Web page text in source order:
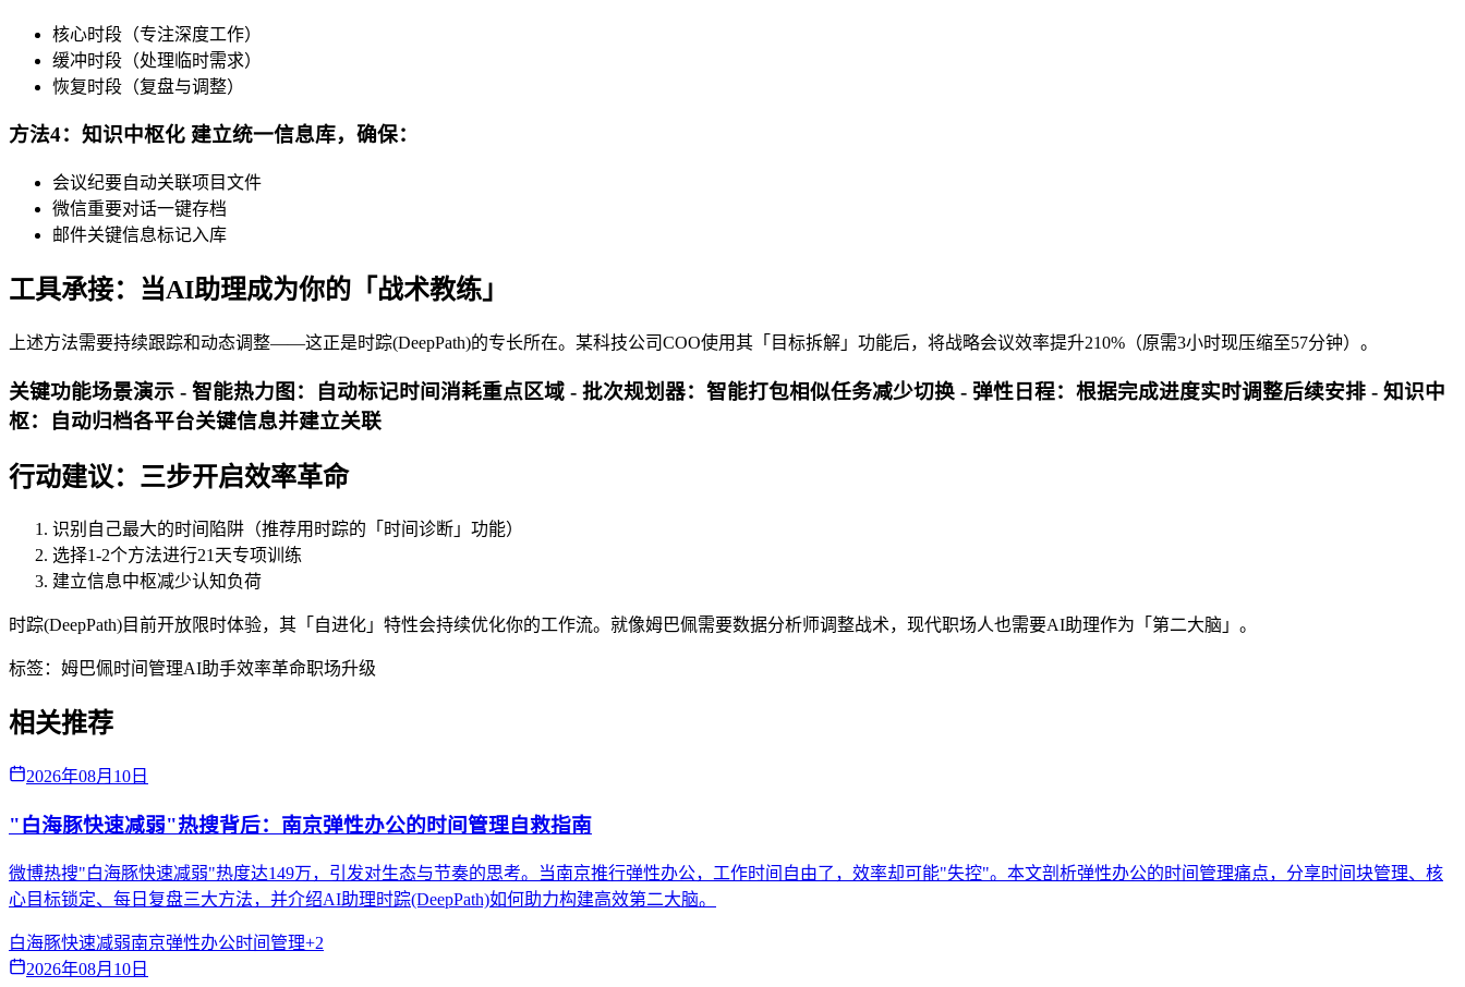
核心时段（专注深度工作）
缓冲时段（处理临时需求）
恢复时段（复盘与调整）
方法4：知识中枢化 建立统一信息库，确保：
会议纪要自动关联项目文件
微信重要对话一键存档
邮件关键信息标记入库
工具承接：当AI助理成为你的「战术教练」
上述方法需要持续跟踪和动态调整——这正是时踪(DeepPath)的专长所在。某科技公司COO使用其「目标拆解」功能后，将战略会议效率提升210%（原需3小时现压缩至57分钟）。
关键功能场景演示 - 智能热力图 ：自动标记时间消耗重点区域 - 批次规划器：智能打包相似任务减少切换 - 弹性日程：根据完成进度实时调整后续安排 - 知识中
枢：自动归档各平台关键信息并建立关联
行动建议：三步开启效率革命
识别自己最大的时间陷阱（推荐用时踪的「时间诊断」功能）
选择1-2个方法进行21天专项训练
建立信息中枢减少认知负荷
时踪(DeepPath)目前开放限时体验，其「自进化」特性会持续优化你的工作流。就像姆巴佩需要数据分析师调整战术，现代职场人也需要AI助理作为「第二大脑」。
标签： 姆巴佩时间管理AI助手效率革命职场升级
相关推荐
2026年08月10日
"白海豚快速减弱"热搜背后：南京弹性办公的时间管理自救指南
微博热搜"白海豚快速减弱"热度达149万，引发对生态与节奏的思考。当南京推行弹性办公，工作时间自由了，效率却可能"失控"。本文剖析弹性办公的时间管理痛点，分享时间块管理、核
心目标锁定、每日复盘三大方法，并介绍AI助理时踪(DeepPath)如何助力构建高效第二大脑。
白海豚快速减弱南京弹性办公时间管理+2
2026年08月10日